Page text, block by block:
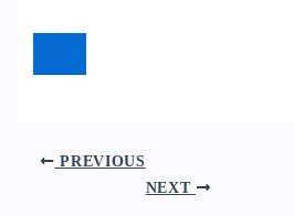
PREVIOUS
NEXT